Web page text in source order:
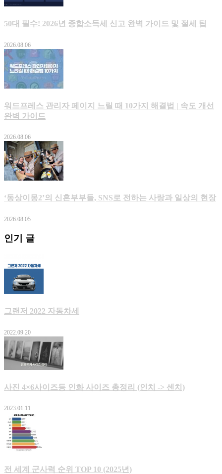
50대 필수! 2026년 종합소득세 신고 완벽 가이드 및 절세 팁
2026.08.06
워드프레스 관리자 페이지 느릴 때 10가지 해결법 | 속도 개선
완벽 가이드
2026.08.06
‘동상이몽2’의 신혼부부들, SNS로 전하는 사랑과 일상의 현장
2026.08.05
인기 글
그랜저 2022 자동차세
2022.09.20
사진 4×6사이즈등 인화 사이즈 총정리 (인치 -> 센치)
2023.01.11
전 세계 군사력 순위 TOP 10 (2025년)